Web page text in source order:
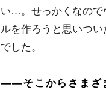
い…。せっかくなので
ルを作ろうと思いつ
でした。
――そこからさまざ